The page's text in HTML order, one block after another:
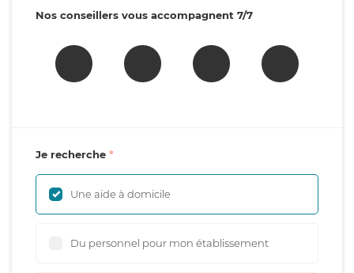
Nos conseillers vous accompagnent 7/7
Je recherche
Une aide à domicile
Du personnel pour mon établissement